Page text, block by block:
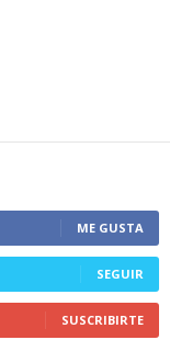
ME GUSTA
SEGUIR
SUSCRIBIRTE